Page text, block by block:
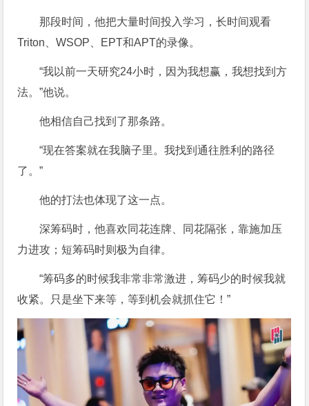
那段时间，他把大量时间投入学习，长时间观看
Triton、WSOP、EPT和APT的录像。
“我以前一天研究24小时，因为我想赢，我想找到方
法。”他说。
他相信自己找到了那条路。
“现在答案就在我脑子里。我找到通往胜利的路径
了。”
他的打法也体现了这一点。
深筹码时，他喜欢同花连牌、同花隔张，靠施加压
力进攻；短筹码时则极为自律。
“筹码多的时候我非常非常激进，筹码少的时候我就
收紧。只是坐下来等，等到机会就抓住它！”